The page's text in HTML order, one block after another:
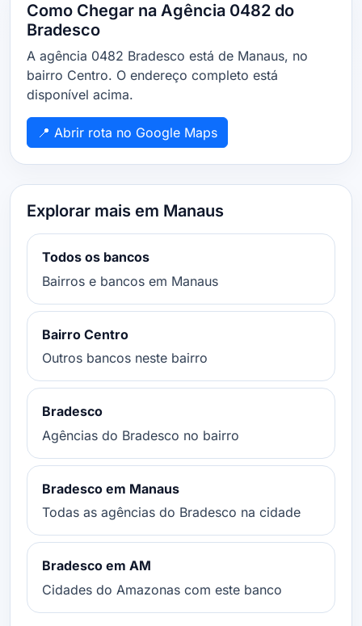
Como Chegar na Agência 0482 do
Bradesco
A agência 0482 Bradesco está de Manaus, no
bairro Centro. O endereço completo está
disponível acima.
📍 Abrir rota no Google Maps
Explorar mais em Manaus
Todos os bancos
Bairros e bancos em Manaus
Bairro Centro
Outros bancos neste bairro
Bradesco
Agências do Bradesco no bairro
Bradesco em Manaus
Todas as agências do Bradesco na cidade
Bradesco em AM
Cidades do Amazonas com este banco